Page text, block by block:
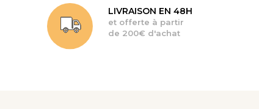
LIVRAISON EN 48H
et offerte à partir
de 200€ d'achat